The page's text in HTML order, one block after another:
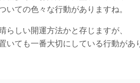
いての色々な行動がありますね。
らしい開運方法かと存じますが、
いても一番大切にしている行動があ